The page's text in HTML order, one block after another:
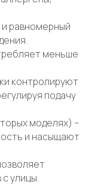
и равномерный
меньше
контролируют
подачу
моделях) –
и насыщают
улицы.